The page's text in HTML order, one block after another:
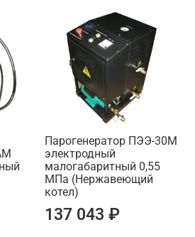
Парогенератор ПЭЭ-30М
электродный
малогабаритный 0,55
МПа (Нержавеющий
котел)
137 043 ₽